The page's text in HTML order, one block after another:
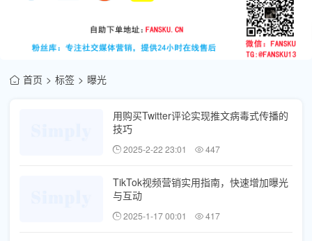
首页 标签 曝光
用购买Twitter评论实现推文病毒式传播的
技巧
2025-2-22 23:01 447
TikTok视频营销实用指南，快速增加曝光
与互动
2025-1-17 00:01 417